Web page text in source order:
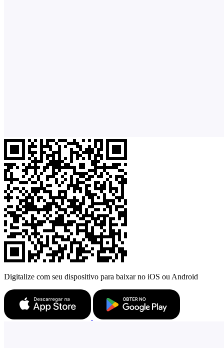
Digitalize com seu dispositivo para baixar no iOS ou Android